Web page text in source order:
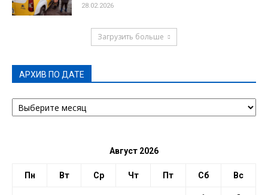
28.02.2026
Загрузить больше
АРХИВ ПО ДАТЕ
АРХИВ
ПО
Август 2026
Пн Вт Ср Чт Пт Сб Вс